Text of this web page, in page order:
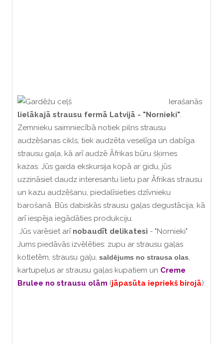
Ierašanās
lielākajā strausu fermā Latvijā - "Nornieki".
Zemnieku saimniecībā notiek pilns strausu
audzēšanas cikls, tiek audzēta veselīga un dabīga
strausu gaļa, kā arī audzē Āfrikas būru šķirnes
kazas. Jūs gaida ekskursija kopā ar gidu, jūs
uzzināsiet daudz interesantu lietu par Āfrikas strausu
un kazu audzēšanu, piedalīsieties dzīvnieku
barošanā. Būs dabiskās strausu gaļas degustācija, kā
arī iespēja iegādāties produkciju.
Jūs varēsiet arī nobaudīt delikatesi - "Nornieki"
Jums piedāvās izvēlēties: zupu ar strausu gaļas
kotletēm, strausu gaļu, saldējums no strausa olas,
kartupeļus ar strausu gaļas kupatiem un Creme
Brulee no strausu olām (jāpasūta iepriekš birojā).